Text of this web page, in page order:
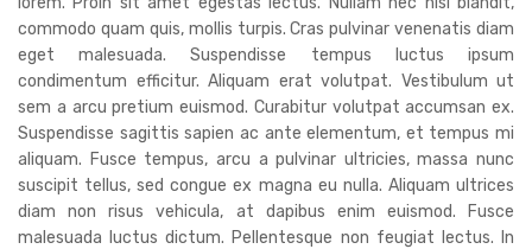
commodo quam quis, mollis turpis. Cras pulvinar venenatis diam
eget malesuada. Suspendisse tempus luctus ipsum
condimentum efficitur. Aliquam erat volutpat. Vestibulum ut
sem a arcu pretium euismod. Curabitur volutpat accumsan ex.
Suspendisse sagittis sapien ac ante elementum, et tempus mi
aliquam. Fusce tempus, arcu a pulvinar ultricies, massa nunc
suscipit tellus, sed congue ex magna eu nulla. Aliquam ultrices
diam non risus vehicula, at dapibus enim euismod. Fusce
malesuada luctus dictum. Pellentesque non feugiat lectus. In